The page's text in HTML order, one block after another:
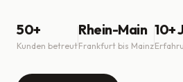
50+
Kunden betreut
Rhein-Main
Frankfurt bis Mainz
10+